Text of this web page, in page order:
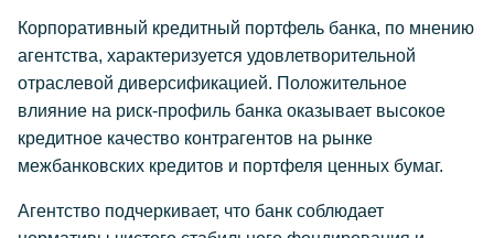
Корпоративный кредитный портфель банка, по мнению
агентства, характеризуется удовлетворительной
отраслевой диверсификацией. Положительное
влияние на риск-профиль банка оказывает высокое
кредитное качество контрагентов на рынке
межбанковских кредитов и портфеля ценных бумаг.
Агентство подчеркивает, что банк соблюдает